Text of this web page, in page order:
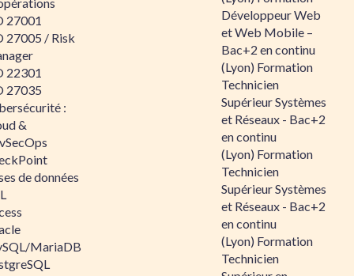
27001
27005 / Risk
22301
27035
:
&
de données
MariaDB
Développeur Web
et Web Mobile –
Bac+2 en continu
(Lyon) Formation
Technicien
Supérieur Systèmes
et Réseaux - Bac+2
en continu
(Lyon) Formation
Technicien
Supérieur Systèmes
et Réseaux - Bac+2
en continu
(Lyon) Formation
Technicien